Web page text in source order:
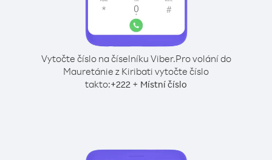
Vytočte číslo na číselníku Viber.Pro volání do
Mauretánie z Kiribati vytočte číslo
takto:+222 + Místní číslo